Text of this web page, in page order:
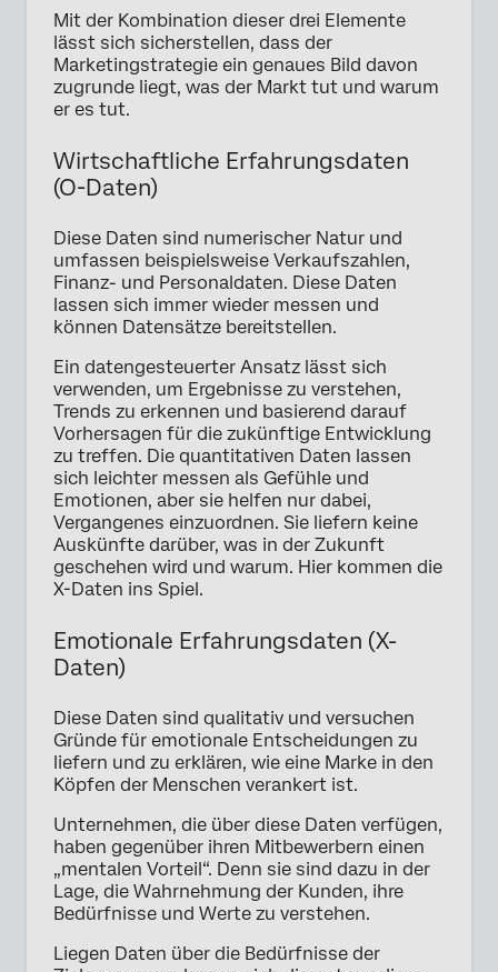
Mit der Kombination dieser drei Elemente
lässt sich sicherstellen, dass der
Marketingstrategie ein genaues Bild davon
zugrunde liegt, was der Markt tut und warum
er es tut.
Wirtschaftliche Erfahrungsdaten
(O-Daten)
Diese Daten sind numerischer Natur und
umfassen beispielsweise Verkaufszahlen,
Finanz- und Personaldaten. Diese Daten
lassen sich immer wieder messen und
können Datensätze bereitstellen.
Ein datengesteuerter Ansatz lässt sich
verwenden, um Ergebnisse zu verstehen,
Trends zu erkennen und basierend darauf
Vorhersagen für die zukünftige Entwicklung
zu treffen. Die quantitativen Daten lassen
sich leichter messen als Gefühle und
Emotionen, aber sie helfen nur dabei,
Vergangenes einzuordnen. Sie liefern keine
Auskünfte darüber, was in der Zukunft
geschehen wird und warum. Hier kommen die
X-Daten ins Spiel.
Emotionale Erfahrungsdaten (X-
Daten)
Diese Daten sind qualitativ und versuchen
Gründe für emotionale Entscheidungen zu
liefern und zu erklären, wie eine Marke in den
Köpfen der Menschen verankert ist.
Unternehmen, die über diese Daten verfügen,
haben gegenüber ihren Mitbewerbern einen
„mentalen Vorteil“. Denn sie sind dazu in der
Lage, die Wahrnehmung der Kunden, ihre
Bedürfnisse und Werte zu verstehen.
Liegen Daten über die Bedürfnisse der